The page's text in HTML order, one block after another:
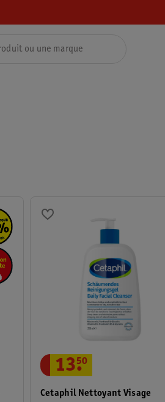
Cetaphil Nettoyant Visage
13.
50